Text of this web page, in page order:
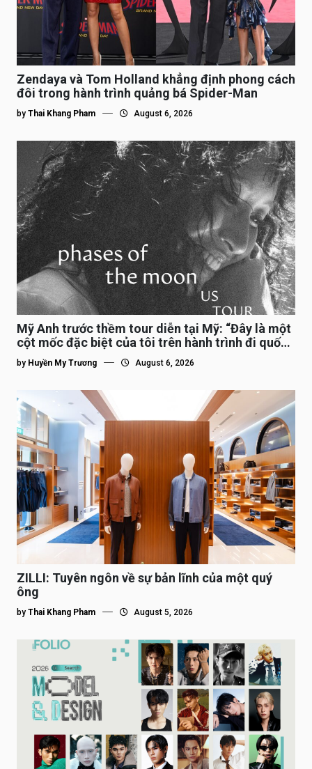
Zendaya và Tom Holland khẳng định phong cách
đôi trong hành trình quảng bá Spider-Man
by Thai Khang Pham August 6, 2026
Mỹ Anh trước thềm tour diễn tại Mỹ: “Đây là một
cột mốc đặc biệt của tôi trên hành trình đi quốc
tế”
by Huyền My Trương August 6, 2026
ZILLI: Tuyên ngôn về sự bản lĩnh của một quý
ông
by Thai Khang Pham August 5, 2026